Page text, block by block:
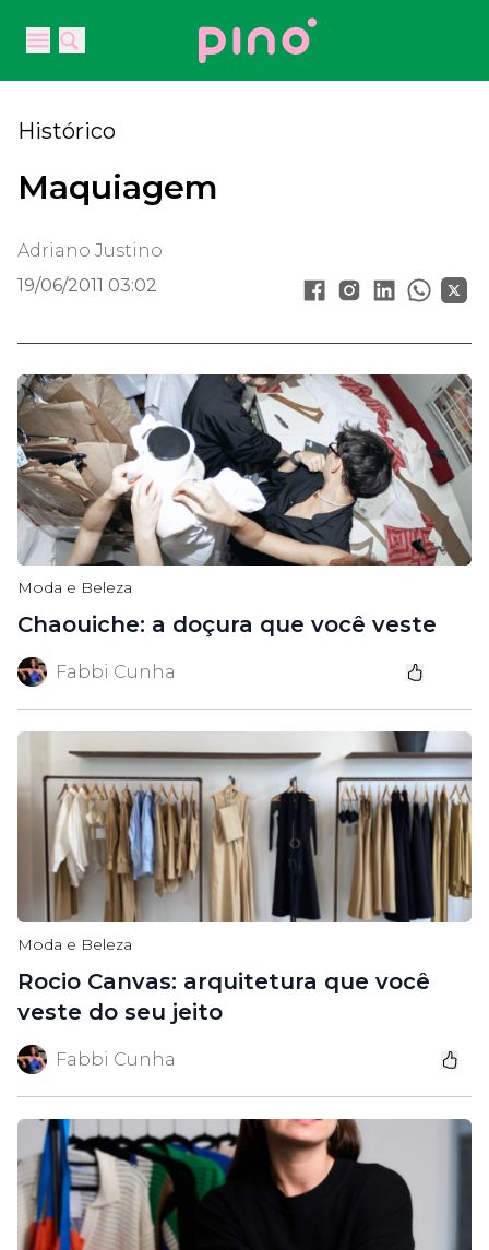
Open main menu
Open main menu
Your Company
Histórico
Maquiagem
Adriano Justino
19/06/2011 03:02
Moda e Beleza
Chaouiche: a doçura que você veste
Fabbi Cunha
Moda e Beleza
Rocio Canvas: arquitetura que você
veste do seu jeito
Fabbi Cunha